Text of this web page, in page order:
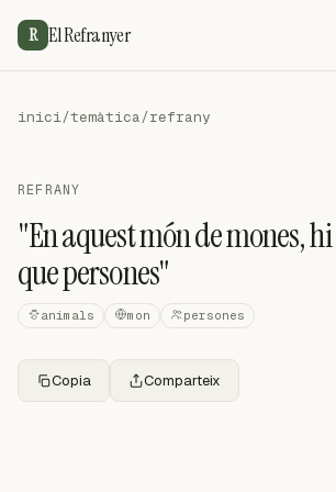
R El Refranyer
inici/temàtica/refrany
REFRANY
"En aquest món de mones,
que persones"
animals mon persones
Copia Comparteix